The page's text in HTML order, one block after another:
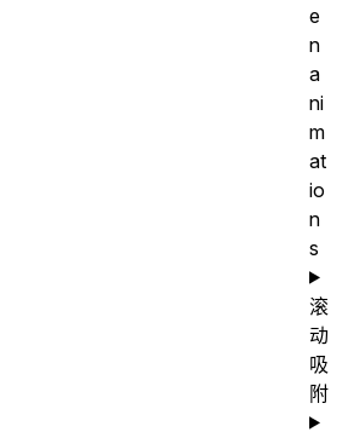
e
n
a
ni
m
at
io
n
s
滚
动
吸
附